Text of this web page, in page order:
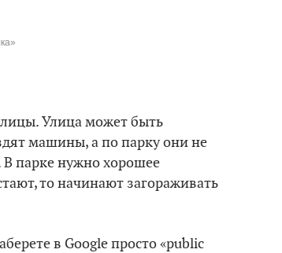
Улица может быть
машины, а по парку они не
В парке нужно хорошее
то начинают загораживать
в Google просто «public